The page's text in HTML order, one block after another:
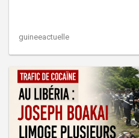
guineeactuelle